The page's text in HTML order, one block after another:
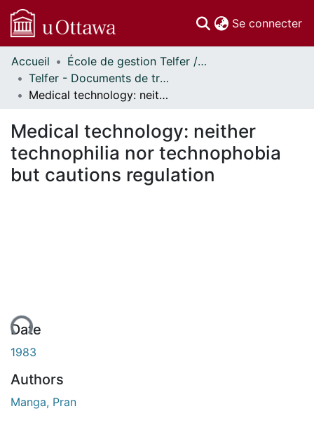
Se connecter
Communautés
et collections
Parcourir
À propos
Accueil
École de gestion Telfer // Telfer School of Management
Telfer - Documents de travail // Telfer - Working Papers
Medical technology: neither technophilia nor technophobia but cautions regulation
Medical technology: neither
technophilia nor technophobia
but cautions regulation
Date
1983
Authors
Manga, Pran